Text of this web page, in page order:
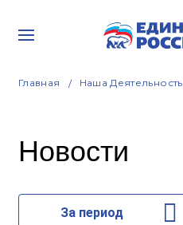
Главная Наша Деятельность
Новости
За период